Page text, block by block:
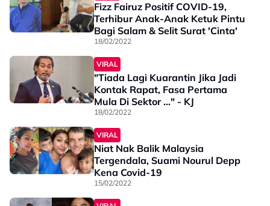
Fizz Fairuz Positif COVID-19,
Terhibur Anak-Anak Ketuk Pintu
Bagi Salam & Selit Surat 'Cinta'
18/02/2022
VIRAL
"Tiada Lagi Kuarantin Jika Jadi
Kontak Rapat, Fasa Pertama
Mula Di Sektor ..." - KJ
18/02/2022
VIRAL
Niat Nak Balik Malaysia
Tergendala, Suami Nourul Depp
Kena Covid-19
15/02/2022